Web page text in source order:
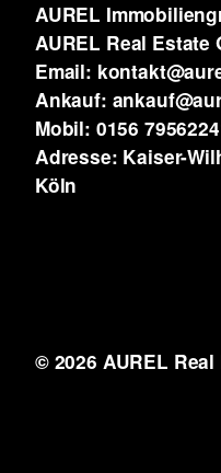
AUREL
AUREL Real Estate
Email:
Ankauf:
Mobil: 0156
Adresse: Kaiser-
Köln
© 2026 AUREL Real